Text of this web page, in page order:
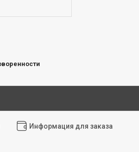
Информация для заказа